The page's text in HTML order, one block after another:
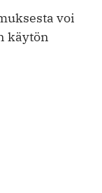
voi
käytön